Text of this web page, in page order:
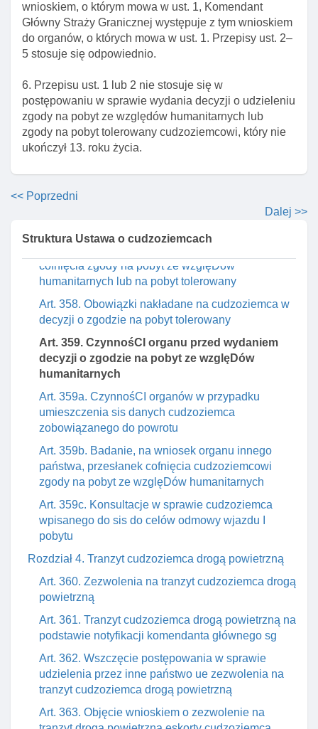
wnioskiem, o którym mowa w ust. 1, Komendant
Główny Straży Granicznej występuje z tym wnioskiem
do organów, o których mowa w ust. 1. Przepisy ust. 2–
5 stosuje się odpowiednio.
6. Przepisu ust. 1 lub 2 nie stosuje się w
postępowaniu w sprawie wydania decyzji o udzieleniu
zgody na pobyt ze względów humanitarnych lub
zgody na pobyt tolerowany cudzoziemcowi, który nie
ukończył 13. roku życia.
<< Poprzedni
Dalej >>
Struktura Ustawa o cudzoziemcach
Art. 352. Przesłanki odmowy udzielenia zgody na
pobyt tolerowany
Art. 353. Przesłanki cofnięcia zgody na pobyt
Art. 354. Wygaśnięcie decyzji o udzieleniu zgody
na pobyt ze wzglęDów humanitarnych lub na pobyt
tolerowany
Art. 355. Właściwość organów w sprawach zgody
na pobyt ze wzglęDów humanitarnych lub na pobyt
tolerowany
Art. 356. Postępowanie w sprawie udzielenia
zgody na pobyt ze wzglęDów humanitarnych lub
cofnięcia zgody na pobyt ze wzglęDów
humanitarnych lub na pobyt tolerowany
Art. 358. Obowiązki nakładane na cudzoziemca w
decyzji o zgodzie na pobyt tolerowany
Art. 359. CzynnośCI organu przed wydaniem
decyzji o zgodzie na pobyt ze wzglęDów
humanitarnych
Art. 359a. CzynnośCI organów w przypadku
umieszczenia sis danych cudzoziemca
zobowiązanego do powrotu
Art. 359b. Badanie, na wniosek organu innego
państwa, przesłanek cofnięcia cudzoziemcowi
zgody na pobyt ze wzglęDów humanitarnych
Art. 359c. Konsultacje w sprawie cudzoziemca
wpisanego do sis do celów odmowy wjazdu I
pobytu
Rozdział 4. Tranzyt cudzoziemca drogą powietrzną
Art. 360. Zezwolenia na tranzyt cudzoziemca drogą
powietrzną
Art. 361. Tranzyt cudzoziemca drogą powietrzną na
podstawie notyfikacji komendanta głównego sg
Art. 362. Wszczęcie postępowania w sprawie
udzielenia przez inne państwo ue zezwolenia na
tranzyt cudzoziemca drogą powietrzną
Art. 363. Objęcie wnioskiem o zezwolenie na